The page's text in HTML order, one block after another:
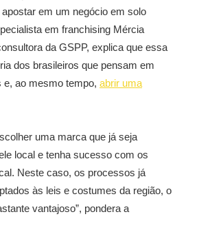
em um negócio em solo
em franchising Mércia
da GSPP, explica que essa
dos brasileiros que pensam em
e, ao mesmo tempo, abrir uma
uma marca que já seja
local e tenha sucesso com os
Neste caso, os processos já
às leis e costumes da região, o
vantajoso”, pondera a